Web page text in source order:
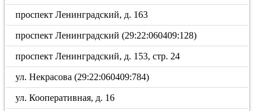
проспект Ленинградский, д. 163
проспект Ленинградский (29:22:060409:128)
проспект Ленинградский, д. 153, стр. 24
ул. Некрасова (29:22:060409:784)
ул. Кооперативная, д. 16